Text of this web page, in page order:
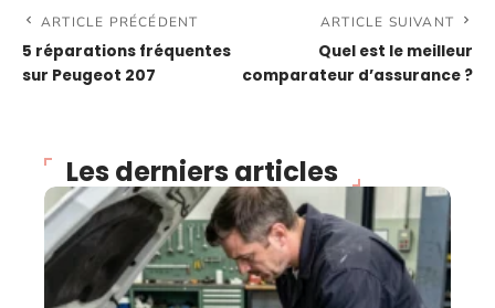
ARTICLE PRÉCÉDENT
5 réparations fréquentes
sur Peugeot 207
ARTICLE SUIVANT
Quel est le meilleur
comparateur d’assurance ?
Les derniers articles